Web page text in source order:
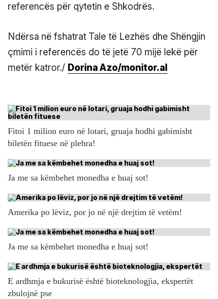
referencës për qytetin e Shkodrës.
Ndërsa në fshatrat Tale të Lezhës dhe Shëngjin
çmimi i referencës do të jetë 70 mijë lekë për
metër katror./ Dorina Azo/monitor.al
Fitoi 1 milion euro në lotari, gruaja hodhi gabimisht
biletën fituese në plehra!
Ja me sa këmbehet monedha e huaj sot!
Amerika po lëviz, por jo në një drejtim të vetëm!
Ja me sa këmbehet monedha e huaj sot!
E ardhmja e bukurisë është bioteknologjia, ekspertët
zbulojnë pse